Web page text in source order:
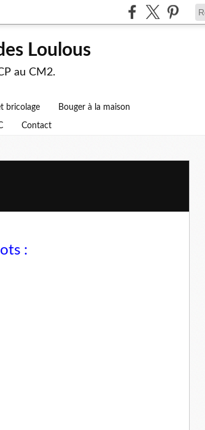
Loulous
au CM2.
bricolage Bouger à la maison
Contact
: